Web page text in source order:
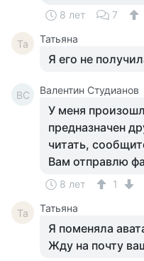
8 лет 7
Та Татьяна
Я его не
ВС Валентин Студианов
У меня
предназначен
читать,
Вам отправлю
8 лет 1
Та Татьяна
Я поменяла
Жду на почту